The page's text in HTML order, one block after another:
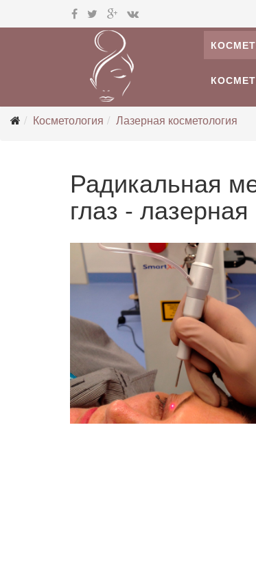
Косметология Лазерная косметология
Радикальная
глаз -